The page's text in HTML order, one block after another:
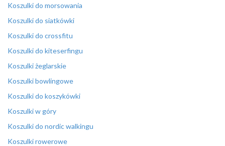
Koszulki do morsowania
Koszulki do siatkówki
Koszulki do crossfitu
Koszulki do kiteserfingu
Koszulki żeglarskie
Koszulki bowlingowe
Koszulki do koszykówki
Koszulki w góry
Koszulki do nordic walkingu
Koszulki rowerowe